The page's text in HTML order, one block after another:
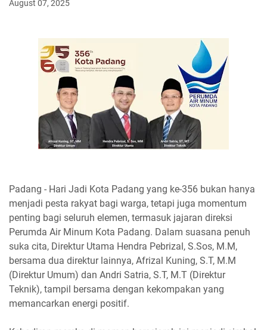
August 07, 2025
Padang - Hari Jadi Kota Padang yang ke-356 bukan hanya
menjadi pesta rakyat bagi warga, tetapi juga momentum
penting bagi seluruh elemen, termasuk jajaran direksi
Perumda Air Minum Kota Padang. Dalam suasana penuh
suka cita, Direktur Utama Hendra Pebrizal, S.Sos, M.M,
bersama dua direktur lainnya, Afrizal Kuning, S.T, M.M
(Direktur Umum) dan Andri Satria, S.T, M.T (Direktur
Teknik), tampil bersama dengan kekompakan yang
memancarkan energi positif.